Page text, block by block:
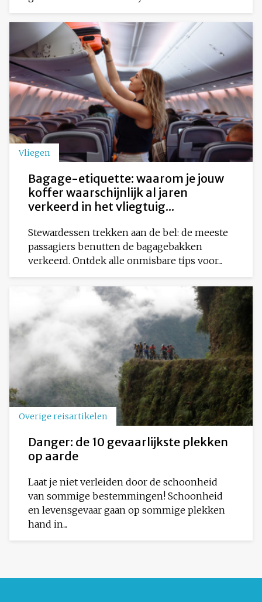
Vliegen
Bagage-etiquette: waarom je jouw
koffer waarschijnlijk al jaren
verkeerd in het vliegtuig...
Stewardessen trekken aan de bel: de meeste
passagiers benutten de bagagebakken
verkeerd. Ontdek alle onmisbare tips voor...
Overige reisartikelen
Danger: de 10 gevaarlijkste plekken
op aarde
Laat je niet verleiden door de schoonheid
van sommige bestemmingen! Schoonheid
en levensgevaar gaan op sommige plekken
hand in...